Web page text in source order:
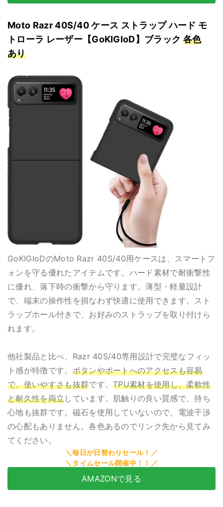
Moto Razr 40S/40 ケース ストラップ ハード モ
トローラ レーザー【GoKIGIoD】ブラック 各色
あり
GoKIGIoDのMoto Razr 40S/40用ケースは、スマートフ
ォンを守る優れたアイテムです。ハード素材で耐衝撃性
に優れ、落下時の衝撃から守ります。薄型・軽量設計
で、端末の操作性を損なわず快適に使用できます。スト
ラップホール付きで、お好みのストラップを取り付けら
れます。
他社製品と比べ、Razr 40S/40専用設計で完璧なフィッ
ト感が特徴です。 ボタンやポートへのアクセスも容易
で、使いやすさも抜群です。TPU素材を使用し、柔軟性
と耐久性を両立しています。肌触りの良い質感で、持ち
心地も抜群です。磁石を使用していないので、電波干渉
の心配もありません。各色あるのでリンク先から見てみ
てください。
AMAZONで見る